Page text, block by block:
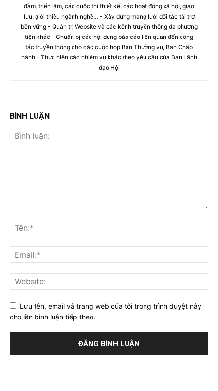
đàm, triển lãm, các cuộc thi thiết kế, các hoạt động xã hội, giao
lưu, giới thiệu ngành nghề… - Xây dựng mạng lưới đối tác tài trợ
bền vững - Quản trị Website và các kênh truyền thông đa phương
tiện khác - Chuẩn bị các nội dung báo cáo liên quan đến công
tác truyền thông cho các cuộc họp Ban Thường vụ, Ban Chấp
hành - Thực hiện các nhiệm vụ khác theo yêu cầu của Ban Lãnh
đạo Hội
BÌNH LUẬN
Lưu tên, email và trang web của tôi trong trình duyệt này
cho lần bình luận tiếp theo.